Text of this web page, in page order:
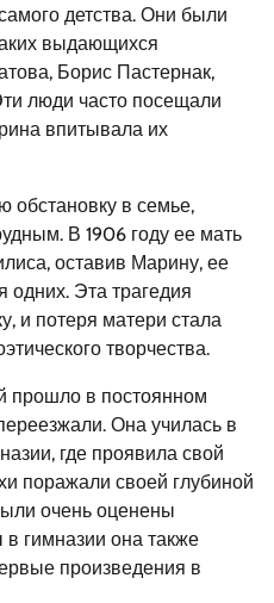
детства. Они были
выдающихся
Борис Пастернак,
люди часто посещали
впитывала их
обстановку в семье,
В 1906 году ее мать
оставив Марину, ее
одних. Эта трагедия
и потеря матери стала
творчества.
прошло в постоянном
Она училась в
где проявила свой
поражали своей глубиной
очень оценены
гимназии она также
произведения в